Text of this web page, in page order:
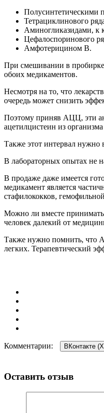
Полусинтетическими
Тетрациклинового
Аминогликазидами, к
Цефалоспоринового
Амфотерицином B.
При смешивании в пробирке
обоих медикаментов.
Несмотря на то, что
очередь может снизить
Поэтому приняв АЦЦ, эти
ацетилцистеин из
Также этот интервал
В лабораторных опытах не
В продаже даже имеется
медикамент является
стафилококков,
Можно ли вместе
человек далекий от
Также нужно помнить, что
легких. Терапевтический
Комментарии: ВКонтакте (X
Оставить отзыв